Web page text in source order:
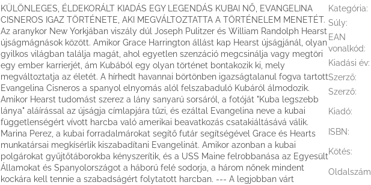
KÜLÖNLEGES, ÉLDEKORÁLT KIADÁS EGY LEGENDÁS KUBAI NŐ, EVANGELINA
CISNEROS IGAZ TÖRTÉNETE, AKI MEGVÁLTOZTATTA A TÖRTÉNELEM MENETÉT.
Az aranykor New Yorkjában viszály dúl Joseph Pulitzer és William Randolph Hearst
újságmágnások között. Amikor Grace Harrington állást kap Hearst újságjánál, olyan
gyilkos világban találja magát, ahol egyetlen szenzáció megcsinálja vagy megtöri
egy ember karrierjét, ám Kubából egy olyan történet bontakozik ki, mely
megváltoztatja az életét. A hírhedt havannai börtönben igazságtalanul fogva tartott
Evangelina Cisneros a spanyol elnyomás alól felszabaduló Kubáról álmodozik.
Amikor Hearst tudomást szerez a lány sanyarú sorsáról, a fotóját "Kuba legszebb
lánya" aláírással az újságja címlapjára tűzi, és ezáltal Evangelina neve a kubai
függetlenségért vívott harcba való amerikai beavatkozás csatakiáltásává válik.
Marina Perez, a kubai forradalmárokat segítő futár segítségével Grace és Hearts
munkatársai megkísérlik kiszabadítani Evangelinát. Amikor azonban a kubai
polgárokat gyűjtőtáborokba kényszerítik, és a USS Maine felrobbanása az Egyesült
Államokat és Spanyolországot a háború felé sodorja, a három nőnek mindent
kockára kell tennie a szabadságért folytatott harcban. --- A legjobban várt
Kategória:
Súly:
EAN
vonalkód:
Kiadási év:
Szerző:
Szerző:
Kiadó:
ISBN:
Kötés:
Oldalszám